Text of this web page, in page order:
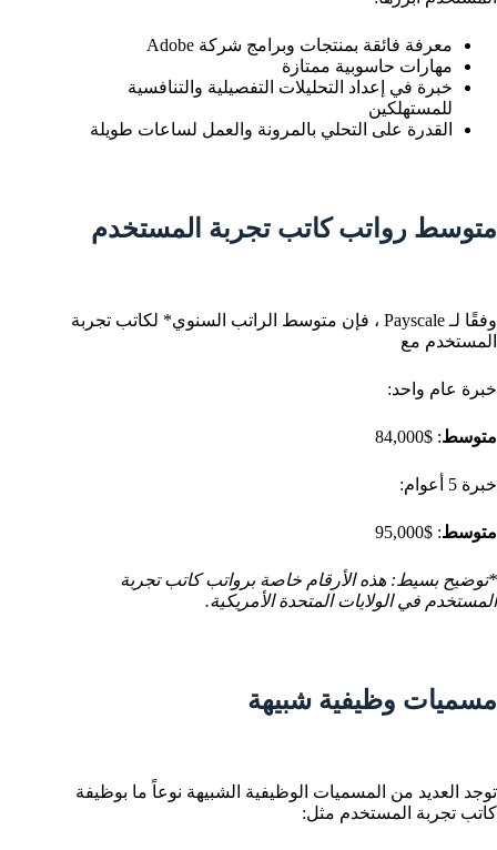
معرفة فائقة بمنتجات وبرامج شركة Adobe
مهارات حاسوبية ممتازة
خبرة في إعداد التحليلات التفصيلية والتنافسية
للمستهلكين
القدرة على التحلي بالمرونة والعمل لساعات طويلة
متوسط رواتب كاتب تجربة المستخدم
وفقًا لـ Payscale ، فإن متوسط الراتب السنوي* لكاتب تجربة
المستخدم مع
خبرة عام واحد:
متوسط: $84,000
خبرة 5 أعوام:
متوسط: $95,000
*توضيح بسيط: هذه الأرقام خاصة برواتب كاتب تجربة
المستخدم في الولايات المتحدة الأمريكية.
مسميات وظيفية شبيهة
توجد العديد من المسميات الوظيفية الشبيهة نوعاً ما بوظيفة
كاتب تجربة المستخدم مثل: